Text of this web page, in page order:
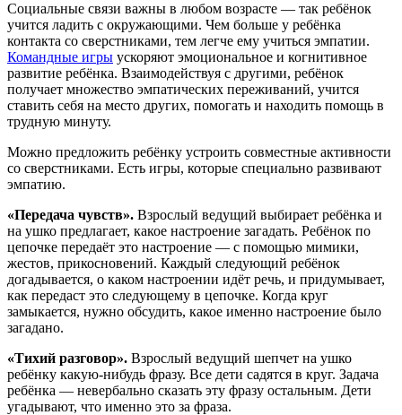
Социальные связи важны в любом возрасте — так ребёнок
учится ладить с окружающими. Чем больше у ребёнка
контакта со сверстниками, тем легче ему учиться эмпатии.
Командные игры ускоряют эмоциональное и когнитивное
развитие ребёнка. Взаимодействуя с другими, ребёнок
получает множество эмпатических переживаний, учится
ставить себя на место других, помогать и находить помощь в
трудную минуту.
Можно предложить ребёнку устроить совместные активности
со сверстниками. Есть игры, которые специально развивают
эмпатию.
«Передача чувств». Взрослый ведущий выбирает ребёнка и
на ушко предлагает, какое настроение загадать. Ребёнок по
цепочке передаёт это настроение — с помощью мимики,
жестов, прикосновений. Каждый следующий ребёнок
догадывается, о каком настроении идёт речь, и придумывает,
как передаст это следующему в цепочке. Когда круг
замыкается, нужно обсудить, какое именно настроение было
загадано.
«Тихий разговор». Взрослый ведущий шепчет на ушко
ребёнку какую-нибудь фразу. Все дети садятся в круг. Задача
ребёнка — невербально сказать эту фразу остальным. Дети
угадывают, что именно это за фраза.